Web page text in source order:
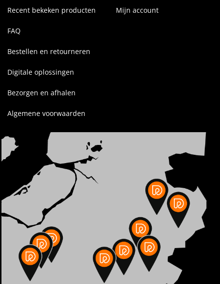
Recent bekeken producten
FAQ
Bestellen en retourneren
Digitale oplossingen
Bezorgen en afhalen
Algemene voorwaarden
Mijn account